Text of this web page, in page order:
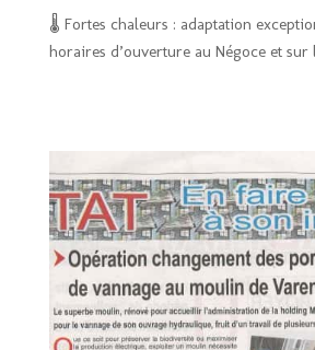
🌡️ Fortes chaleurs : adaptation
horaires d’ouverture au Négoce et sur